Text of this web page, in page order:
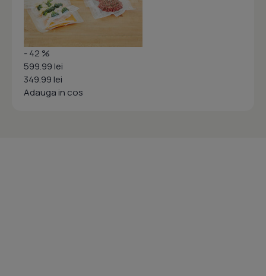
- 42 %
599.99 lei
349.99 lei
Adauga in cos